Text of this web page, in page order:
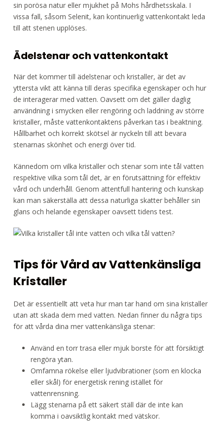
sin porösa natur eller mjukhet på Mohs hårdhetsskala. I
vissa fall, såsom Selenit, kan kontinuerlig vattenkontakt leda
till att stenen upplöses.
Ädelstenar och vattenkontakt
När det kommer till ädelstenar och kristaller, är det av
yttersta vikt att känna till deras specifika egenskaper och hur
de interagerar med vatten. Oavsett om det gäller daglig
användning i smycken eller rengöring och laddning av större
kristaller, måste vattenkontaktens påverkan tas i beaktning.
Hållbarhet och korrekt skötsel är nyckeln till att bevara
stenarnas skönhet och energi över tid.
Kännedom om vilka kristaller och stenar som inte tål vatten
respektive vilka som tål det, är en förutsättning för effektiv
vård och underhåll. Genom attentfull hantering och kunskap
kan man säkerställa att dessa naturliga skatter behåller sin
glans och helande egenskaper oavsett tidens test.
Tips för Vård av Vattenkänsliga
Kristaller
Det är essentiellt att veta hur man tar hand om sina kristaller
utan att skada dem med vatten. Nedan finner du några tips
för att vårda dina mer vattenkänsliga stenar:
Använd en torr trasa eller mjuk borste för att försiktigt
rengöra ytan.
Omfamna rökelse eller ljudvibrationer (som en klocka
eller skål) för energetisk rening istället för
vattenrensning.
Lägg stenarna på ett säkert ställ där de inte kan
komma i oavsiktlig kontakt med vätskor.